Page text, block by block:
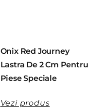
Onix Red Journey
Lastra De 2 Cm Pentru
Piese Speciale
Vezi produs